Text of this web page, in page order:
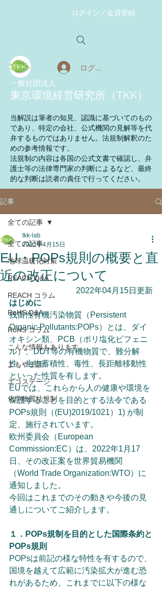
ログイン／会員登録
ログイン
​一般社団法人
東京環境経営研究所（TKK）
当解説は筆者の知見、認識に基づいてのもの
であり、特定の会社、公式機関の見解等を代
弁するものではありません。法規制解釈のた
めの参考情報です。
法規制の内容は各国の公式文書で確認し、弁
護士等の法律専門家の判断によるなど、最終
的な判断は読者の責任で行ってください。
記事
全ての記事
地球温暖化対策
REACH Q&A
REACH コラム
RoHS Q&A
RoHS コラム
こんな情報もあります
よもやま話
エコステージ
化学物質法規制
全ての記事
EU・POPs規則の概要と直
近の改正について
tkk-lab
2022年4月15日
2022年04月15日更新
はじめに
残留性有機汚染物質（Persistent
Organic Pollutants:POPs）とは、ダイ
オキシン類、PCB（ポリ塩化ビフェニ
ル）、DDT等の有機物質で、難分解
性、生物蓄積性、毒性、長距離移動性
といった性質を有します。
EUでは、これらから人の健康や環境を
保護することを目的とする法令である
POPs規則（(EU)2019/1021）1) が制
定、施行されています。
欧州委員会（European
Commission:EC）は、2022年1月17
日、その改正案を世界貿易機関
（World Trade Organization:WTO）に
通知しました。
今回はこれまでのその動きや今後の見
通しについてご紹介します。
１．POPs規制を目的とした国際条約と
POPs規則
POPsは前記の様な特性を有するので、
国境を越えて広範に汚染拡大が進む恐
れがあるため、これまでに以下の様な